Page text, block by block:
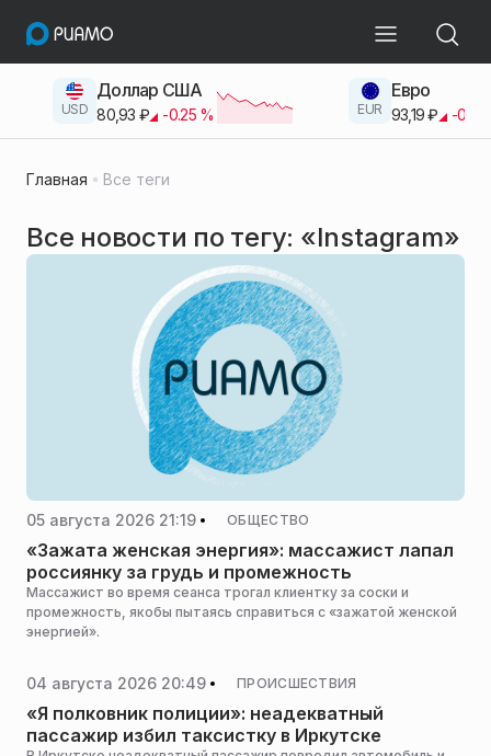
USD
Доллар США
80,93 ₽ -0.25% EUR
Евро
93,19 ₽ -0.42
Главная Все теги
Все новости по тегу: «Instagram»
05 августа 2026 21:19 ОБЩЕСТВО
«Зажата женская энергия»: массажист лапал
россиянку за грудь и промежность
Массажист во время сеанса трогал клиентку за соски и
промежность, якобы пытаясь справиться с «зажатой женской
энергией».
04 августа 2026 20:49 ПРОИСШЕСТВИЯ
«Я полковник полиции»: неадекватный
пассажир избил таксистку в Иркутске